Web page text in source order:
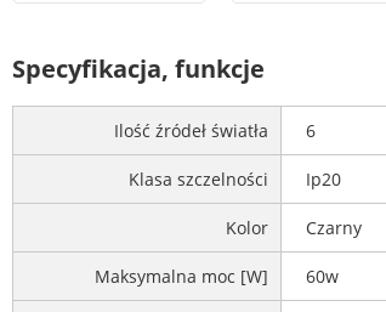
Specyfikacja, funkcje
Ilość źródeł światła 6
Klasa szczelności Ip20
Kolor Czarny
Maksymalna moc [W] 60w